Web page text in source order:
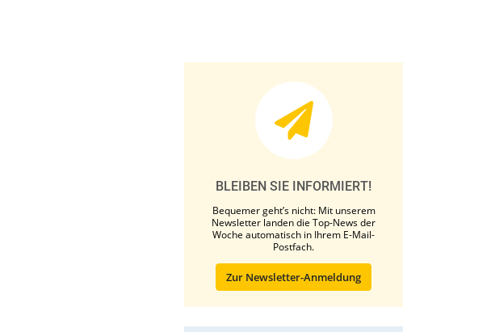
BLEIBEN SIE INFORMIERT!
Bequemer geht’s nicht: Mit unserem
Newsletter landen die Top-News der
Woche automatisch in Ihrem E-Mail-
Postfach.
Zur Newsletter-Anmeldung